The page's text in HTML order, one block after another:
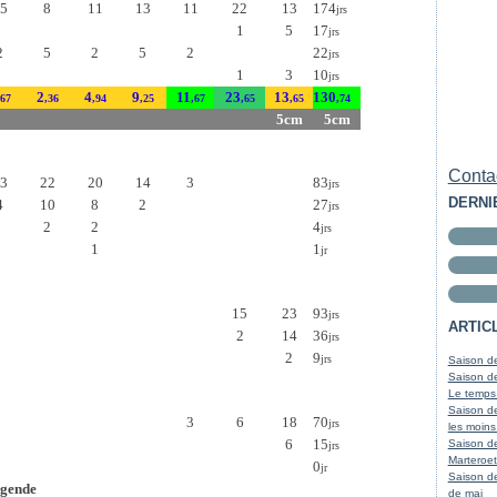
8 11 13 11 22 13 174jrs
1 5 17jrs
5 2 5 2 22jrs
1 3 10jrs
2,36 4,94 9,25 11,67 23,65 13,65 130,74
5cm 5cm
22 20 14 3 83jrs
10 8 2 27jrs
2 2 4jrs
1 1jr
15 23 93jrs
2 14 36jrs
2 9jrs
3 6 18 70jrs
6 15jrs
0jr
Saison
Saison
Le
Saison
les
Saison
Saison
de mai